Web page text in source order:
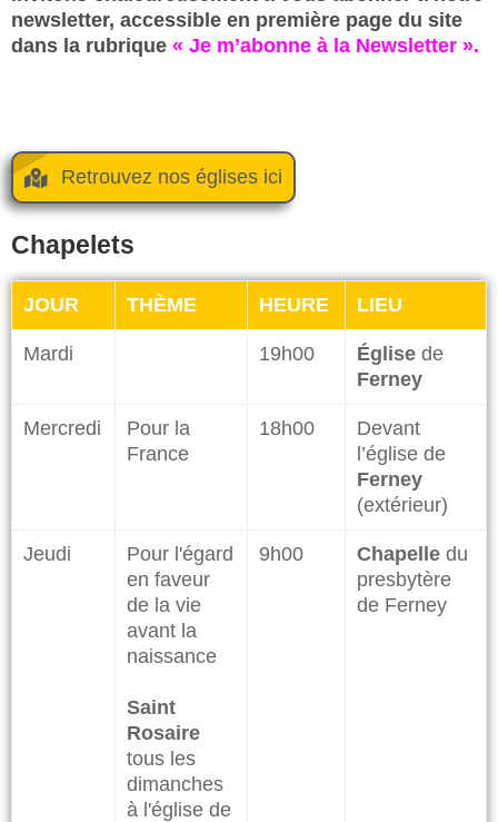
newsletter, accessible en première page du site
dans la rubrique « Je m’abonne à la Newsletter ».
Retrouvez nos églises ici
Chapelets
JOUR THÈME HEURE LIEU
Mardi 19h00 Église de
Ferney
Mercredi
Pour la
France
18h00
Devant
l’église de
Ferney
(extérieur)​
Jeudi
Pour l'égard
en faveur
de la vie
avant la
naissance
Saint
Rosaire
tous les
dimanches
à l'église de
9h00 Chapelle du
presbytère
de Ferney